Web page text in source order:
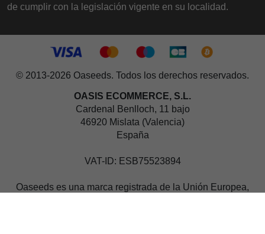
de cumplir con la legislación vigente en su localidad.
© 2013-2026 Oaseeds. Todos los derechos reservados.
OASIS ECOMMERCE, S.L.
Cardenal Benlloch, 11 bajo
46920 Mislata (Valencia)
España
VAT-ID: ESB75523894
Oaseeds es una marca registrada de la Unión Europea,